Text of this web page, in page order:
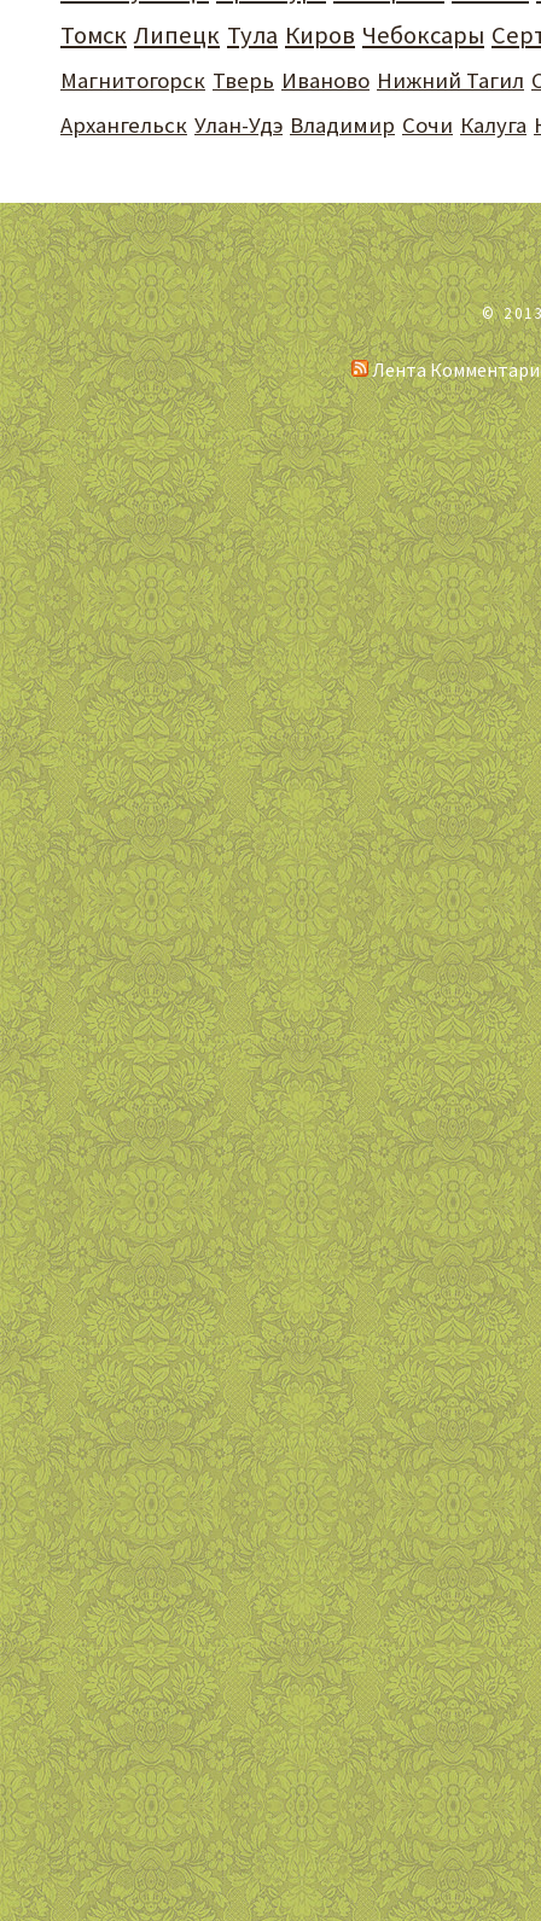
Томск Липецк Тула Киров Чебоксары
Магнитогорск Тверь Иваново Нижний Тагил
Архангельск Улан-Удэ Владимир Сочи Калуга
©
Лента